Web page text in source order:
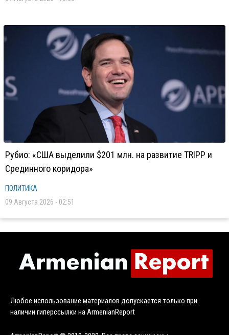
Рубио: «США выделили $201 млн. на развитие TRIPP и
Срединного коридора»
ПОЛИТИКА
09 Августа 2026 - 02:51
Любое использование материалов допускается только при
наличии гиперссылки на ArmenianReport